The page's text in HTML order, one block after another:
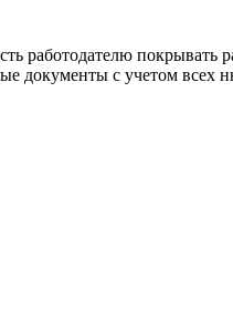
работодателю
документы с учетом всех